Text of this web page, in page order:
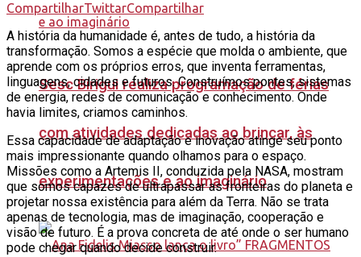
Sesc Birigui realiza programação de férias
com atividades dedicadas ao brincar, às
experimentações e ao imaginário
CompartilharTwittarCompartilhar
A história da humanidade é, antes de tudo, a história da
transformação. Somos a espécie que molda o ambiente, que
aprende com os próprios erros, que inventa ferramentas,
linguagens, cidades e futuros. Construímos pontes, sistemas
de energia, redes de comunicação e conhecimento. Onde
havia limites, criamos caminhos.
Essa capacidade de adaptação e inovação atinge seu ponto
mais impressionante quando olhamos para o espaço.
Missões como a Artemis II, conduzida pela NASA, mostram
que somos capazes de ultrapassar as fronteiras do planeta e
projetar nossa existência para além da Terra. Não se trata
apenas de tecnologia, mas de imaginação, cooperação e
visão de futuro. É a prova concreta de até onde o ser humano
pode chegar quando decide construir.